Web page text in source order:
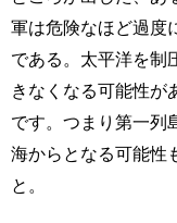
軍は危険なほど過度
である。太平洋を制
きなくなる可能性が
です。つまり第一列
海からとなる可能性
と。